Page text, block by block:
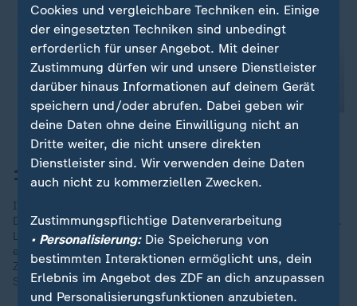
100 Jahre Frauenwahlrecht
Im Zuge der bürgerlichen Revolution 1848 hatten Frauen in
Deutschland begonnen, ihre Gleichberechtigung einzufordern.
Louise Otto-Peters war eine der ersten, die sich dafür
einsetzte. 1849 gründetet sie die erste deutsche Frauen-
Zeitung, die sich mit der Verbesserung der weiblichen
Situation befassen sollte.
Cookies und vergleichbare Techniken ein. Einige
der eingesetzten Techniken sind unbedingt
erforderlich für unser Angebot. Mit deiner
Zustimmung dürfen wir und unsere Dienstleister
darüber hinaus Informationen auf deinem Gerät
speichern und/oder abrufen. Dabei geben wir
deine Daten ohne deine Einwilligung nicht an
Dritte weiter, die nicht unsere direkten
Dienstleister sind. Wir verwenden deine Daten
auch nicht zu kommerziellen Zwecken.
Zustimmungspflichtige Datenverarbeitung
• Personalisierung:Die Speicherung von
bestimmten Interaktionen ermöglicht uns, dein
Erlebnis im Angebot des ZDF an dich anzupassen
und Personalisierungsfunktionen anzubieten.